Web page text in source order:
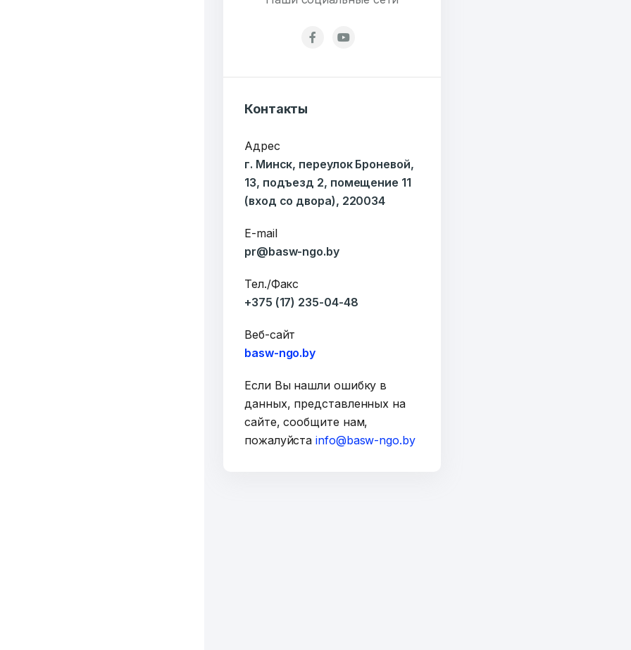
Контакты
Адрес
г. Минск, переулок Броневой,
13, подъезд 2, помещение 11
(вход со двора), 220034
E-mail
pr@basw-ngo.by
Тел./Факс
+375 (17) 235-04-48
Веб-сайт
basw-ngo.by
Если Вы нашли ошибку в
данных, представленных на
сайте, сообщите нам,
пожалуйстаinfo@basw-ngo.by